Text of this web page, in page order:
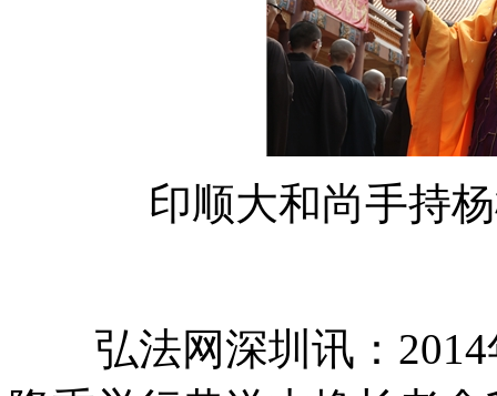
印顺大和尚手持杨
弘法网深圳讯：2014